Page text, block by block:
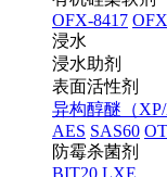
OFX-8417
浸水
浸水助剂
表面活性剂
异构醇醚（
AES SAS60
防霉杀菌剂
BIT20 LXE